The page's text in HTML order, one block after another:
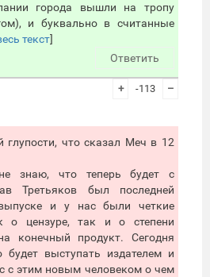
города вышли на тропу
и буквально в считанные
текст]
Ответить
+ -113 –
глупости, что сказал Меч в 12
знаю, что теперь будет с
Третьяков был последней
и у нас были четкие
о цензуре, так и о степени
конечный продукт. Сегодня
будет выступать издателем и
с этим новым человеком о чем